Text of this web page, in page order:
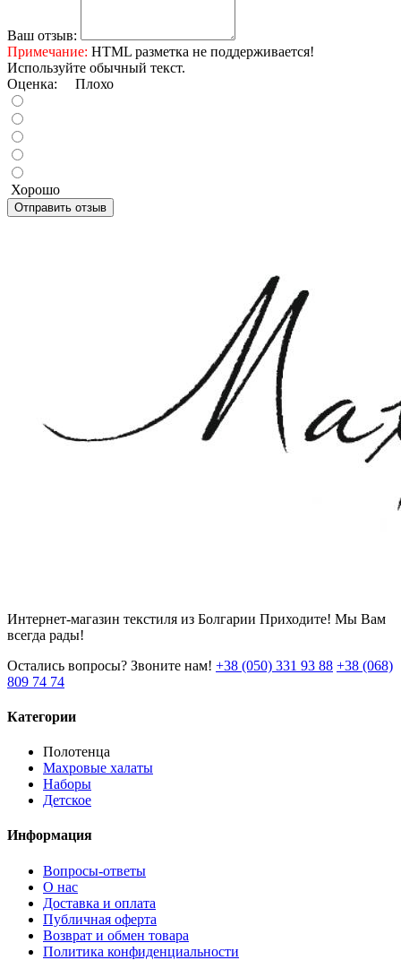
Ваш отзыв:
Примечание: HTML разметка не поддерживается!
Используйте обычный текст.
Оценка: Плохо
Хорошо
Отправить отзыв
Интернет-магазин текстиля из Болгарии Приходите! Мы Вам
всегда рады!
Остались вопросы? Звоните нам! +38 (050) 331 93 88 +38 (068)
809 74 74
Категории
Полотенца
Махровые халаты
Наборы
Детское
Информация
Вопросы-ответы
О нас
Доставка и оплата
Публичная оферта
Возврат и обмен товара
Политика конфиденциальности